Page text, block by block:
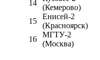
14
(Кемерово)
15
Енисей-2
(Красноярск)
16
МГТУ-2
(Москва)